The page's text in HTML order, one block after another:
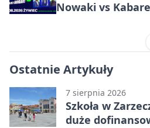
Nowaki vs
Ostatnie Artykuły
7 sierpnia 2026
Szkoła w
duże